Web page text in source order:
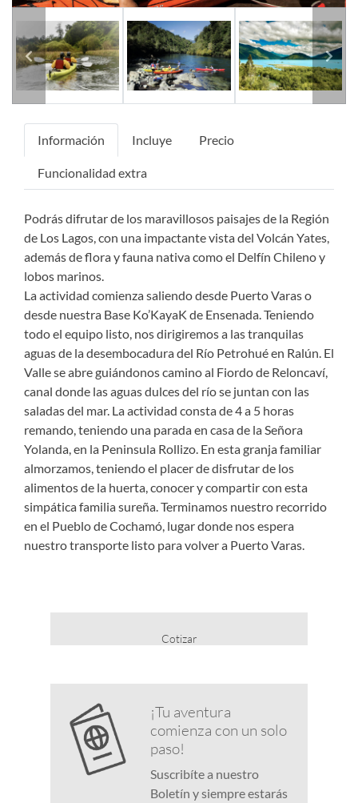
Previous Next
Información Incluye Precio
Funcionalidad extra
Podrás difrutar de los maravillosos paisajes de la Región
de Los Lagos, con una impactante vista del Volcán Yates,
además de flora y fauna nativa como el Delfín Chileno y
lobos marinos.
La actividad comienza saliendo desde Puerto Varas o
desde nuestra Base Ko’KayaK de Ensenada. Teniendo
todo el equipo listo, nos dirigiremos a las tranquilas
aguas de la desembocadura del Río Petrohué en Ralún. El
Valle se abre guiándonos camino al Fiordo de Reloncaví,
canal donde las aguas dulces del río se juntan con las
saladas del mar. La actividad consta de 4 a 5 horas
remando, teniendo una parada en casa de la Señora
Yolanda, en la Peninsula Rollizo. En esta granja familiar
almorzamos, teniendo el placer de disfrutar de los
alimentos de la huerta, conocer y compartir con esta
simpática familia sureña. Terminamos nuestro recorrido
en el Pueblo de Cochamó, lugar donde nos espera
nuestro transporte listo para volver a Puerto Varas.
Cotizar
¡Tu aventura
comienza con un solo
paso!
Suscribíte a nuestro
Boletín y siempre estarás